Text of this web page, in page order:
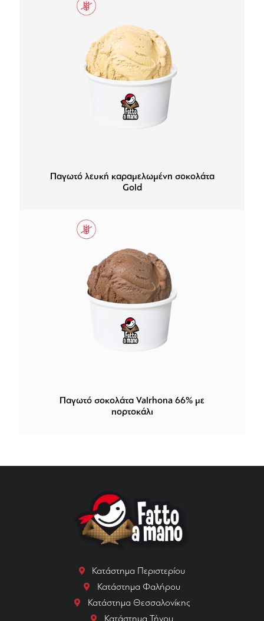
Παγωτό λευκή καραμελωμένη σοκολάτα
Gold
Παγωτό σοκολάτα Valrhona 66% με
πορτοκάλι
Κατάστημα Περιστερίου
Κατάστημα Φαλήρου
Κατάστημα Θεσσαλονίκης
Κατάστημα Τήνου